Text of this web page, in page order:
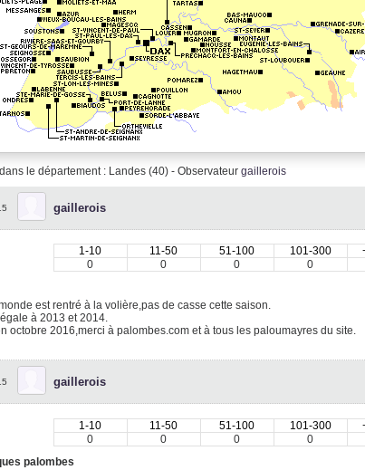
le département : Landes (40) - Observateur gaillerois
gaillerois
1-10 11-50 51-100 101-300
0
0 0 0
est rentré à la volière,pas de casse cette saison.
à 2013 et 2014.
octobre 2016,merci à palombes.com et à tous les paloumayres du site.
gaillerois
1-10 11-50 51-100 101-300
0
0 0 0
palombes